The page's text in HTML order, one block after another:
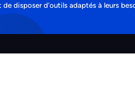
disposer d’outils adaptés à leurs